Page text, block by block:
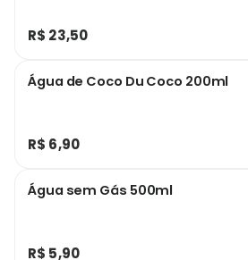
R$ 23,50
Água de Coco Du Coco 200ml
R$ 6,90
Água sem Gás 500ml
R$ 5,90